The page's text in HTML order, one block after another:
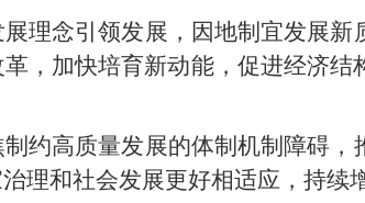
理念引领发展，因地制宜发展新
，加快培育新动能，促进经济
约高质量发展的体制机制障碍，
理和社会发展更好相适应，持续